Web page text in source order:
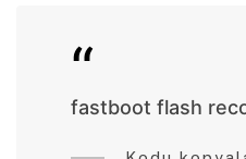
fastboot flash